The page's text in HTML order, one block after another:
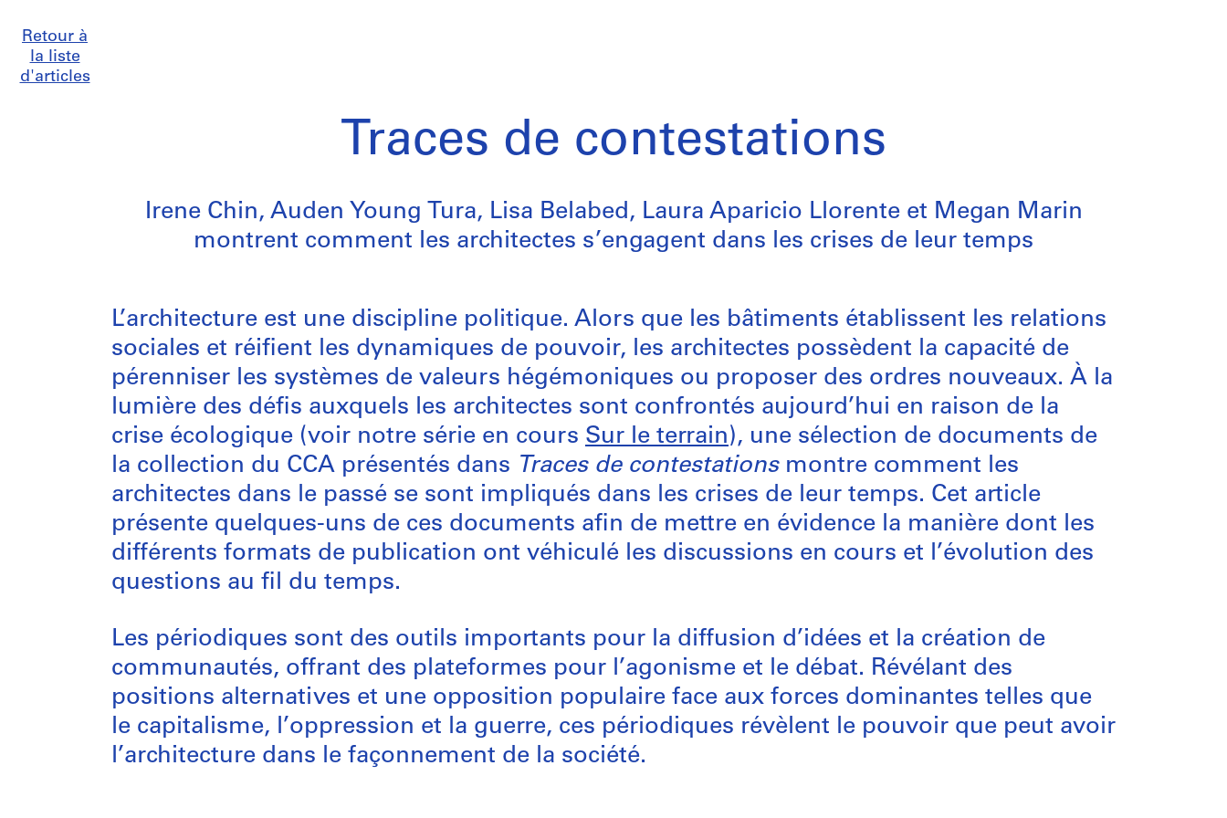
Retour à
la liste
d'articles
Traces de contestations
Irene Chin, Auden Young Tura, Lisa Belabed, Laura Aparicio Llorente et Megan Marin
montrent comment les architectes s’engagent dans les crises de leur temps
L’architecture est une discipline politique. Alors que les bâtiments établissent les relations
sociales et réifient les dynamiques de pouvoir, les architectes possèdent la capacité de
pérenniser les systèmes de valeurs hégémoniques ou proposer des ordres nouveaux. À la
lumière des défis auxquels les architectes sont confrontés aujourd’hui en raison de la
crise écologique (voir notre série en cours Sur le terrain), une sélection de documents de
la collection du CCA présentés dans Traces de contestationsmontre comment les
architectes dans le passé se sont impliqués dans les crises de leur temps. Cet article
présente quelques-uns de ces documents afin de mettre en évidence la manière dont les
différents formats de publication ont véhiculé les discussions en cours et l’évolution des
questions au fil du temps.
Les périodiques sont des outils importants pour la diffusion d’idées et la création de
communautés, offrant des plateformes pour l’agonisme et le débat. Révélant des
positions alternatives et une opposition populaire face aux forces dominantes telles que
le capitalisme, l’oppression et la guerre, ces périodiques révèlent le pouvoir que peut avoir
l’architecture dans le façonnement de la société.